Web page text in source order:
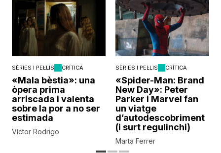
SÈRIES I PEL·LIS CRÍTICA
«Mala bèstia»: una
òpera prima
arriscada i valenta
sobre la por a no ser
estimada
Víctor Rodrigo
SÈRIES I PEL·LIS CRÍTICA
«Spider-Man: Brand
New Day»: Peter
Parker i Marvel fan
un viatge
d’autodescobriment
(i surt regulinchi)
Marta Ferrer